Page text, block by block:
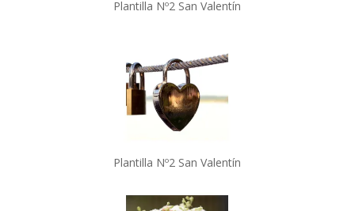
Plantilla Nº2 San Valentín
Plantilla Nº2 San Valentín